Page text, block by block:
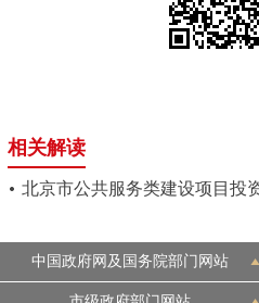
相关解读
北京市公共服务类建设项目投
中国政府网及国务院部门网站